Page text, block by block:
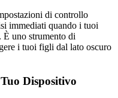
di controllo
immediati quando i tuoi
uno strumento di
i tuoi figli dal lato oscuro
Dispositivo